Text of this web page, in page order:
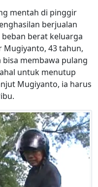
mentah di pinggir
berjualan
berat keluarga
Mugiyanto, 43 tahun,
membawa pulang
untuk menutup
Mugiyanto, ia harus